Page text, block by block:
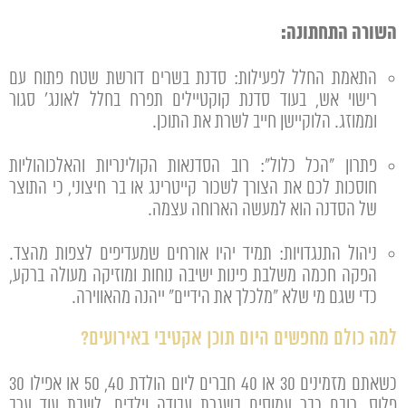
השורה התחתונה:
התאמת החלל לפעילות: סדנת בשרים דורשת שטח פתוח עם
רישוי אש, בעוד סדנת קוקטיילים תפרח בחלל לאונג' סגור
וממוזג. הלוקיישן חייב לשרת את התוכן.
פתרון "הכל כלול": רוב הסדנאות הקולינריות והאלכוהוליות
חוסכות לכם את הצורך לשכור קייטרינג או בר חיצוני, כי התוצר
של הסדנה הוא למעשה הארוחה עצמה.
ניהול התנגדויות: תמיד יהיו אורחים שמעדיפים לצפות מהצד.
הפקה חכמה משלבת פינות ישיבה נוחות ומוזיקה מעולה ברקע,
כדי שגם מי שלא "מלכלך את הידיים" ייהנה מהאווירה.
למה כולם מחפשים היום תוכן אקטיבי באירועים?
כשאתם מזמינים 30 או 40 חברים ליום הולדת 40, 50 או אפילו 30